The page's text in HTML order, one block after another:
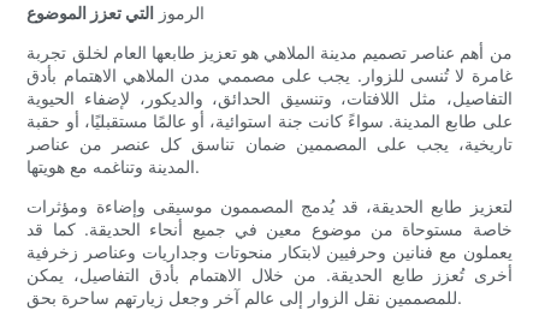
الرموز التي تعزز الموضوع
من أهم عناصر تصميم مدينة الملاهي هو تعزيز طابعها العام لخلق تجربة
غامرة لا تُنسى للزوار. يجب على مصممي مدن الملاهي الاهتمام بأدق
التفاصيل، مثل اللافتات، وتنسيق الحدائق، والديكور، لإضفاء الحيوية
على طابع المدينة. سواءً كانت جنة استوائية، أو عالمًا مستقبليًا، أو حقبة
تاريخية، يجب على المصممين ضمان تناسق كل عنصر من عناصر
المدينة وتناغمه مع هويتها.
لتعزيز طابع الحديقة، قد يُدمج المصممون موسيقى وإضاءة ومؤثرات
خاصة مستوحاة من موضوع معين في جميع أنحاء الحديقة. كما قد
يعملون مع فنانين وحرفيين لابتكار منحوتات وجداريات وعناصر زخرفية
أخرى تُعزز طابع الحديقة. من خلال الاهتمام بأدق التفاصيل، يمكن
للمصممين نقل الزوار إلى عالم آخر وجعل زيارتهم ساحرة بحق.